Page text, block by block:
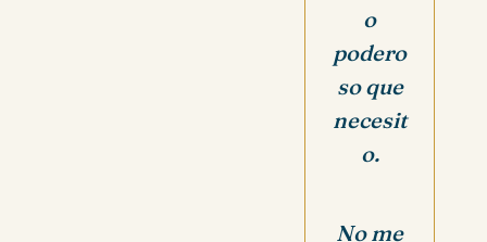
o
podero
so que
necesit
o.
No me